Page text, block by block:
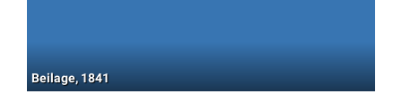
Beilage, 1841